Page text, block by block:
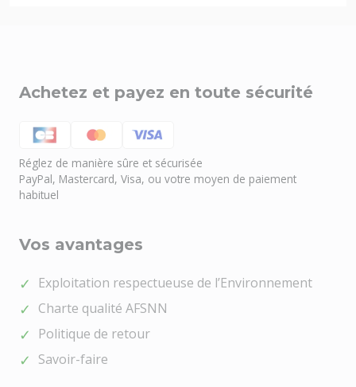
Achetez et payez en toute sécurité
Réglez de manière sûre et sécurisée
PayPal, Mastercard, Visa, ou votre moyen de paiement
habituel
Vos avantages
Exploitation respectueuse de l’Environnement
Charte qualité AFSNN
Politique de retour
Savoir-faire